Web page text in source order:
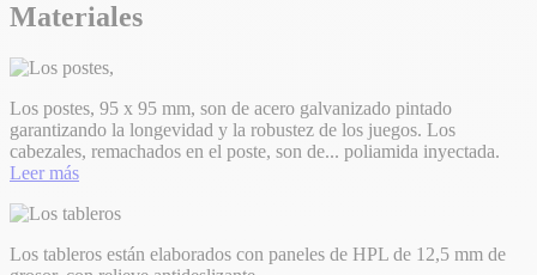
Materiales
Los postes, 95 x 95 mm, son de acero galvanizado pintado
garantizando la longevidad y la robustez de los juegos. Los
cabezales, remachados en el poste, son de... poliamida inyectada.
Leer más
Los tableros están elaborados con paneles de HPL de 12,5 mm de